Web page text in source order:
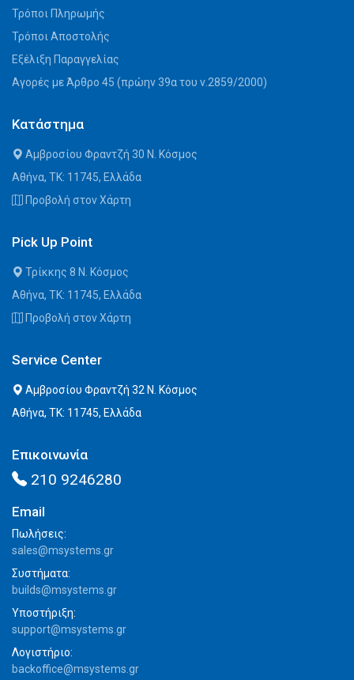
Τρόποι Πληρωμής
Τρόποι Αποστολής
Εξέλιξη Παραγγελίας
Αγορές με Άρθρο 45 (πρώην 39α του ν.2859/2000)
Κατάστημα
Αμβροσίου Φραντζή 30 Ν. Κόσμος
Αθήνα, ΤΚ: 11745, Ελλάδα
Προβολή στον Χάρτη
Pick Up Point
Τρίκκης 8 Ν. Κόσμος
Αθήνα, ΤΚ: 11745, Ελλάδα
Προβολή στον Χάρτη
Service Center
Αμβροσίου Φραντζή 32 Ν. Κόσμος
Αθήνα, ΤΚ: 11745, Ελλάδα
Επικοινωνία
210 9246280
Email
Πωλήσεις:
sales@msystems.gr
Συστήματα:
builds@msystems.gr
Υποστήριξη:
support@msystems.gr
Λογιστήριο:
backoffice@msystems.gr